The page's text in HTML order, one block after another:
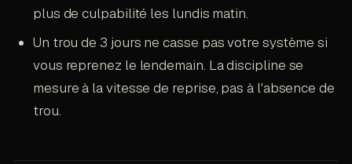
plus de culpabilité les lundis matin.
Un trou de 3 jours ne casse pas votre système si
vous reprenez le lendemain. La discipline se
mesure à la vitesse de reprise, pas à l'absence de
trou.